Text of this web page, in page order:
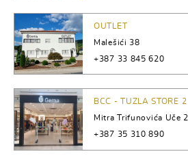
OUTLET
Malešići 38
+387 33 845 620
BCC - TUZLA STORE 2
Mitra Trifunovića Uče 2
+387 35 310 890